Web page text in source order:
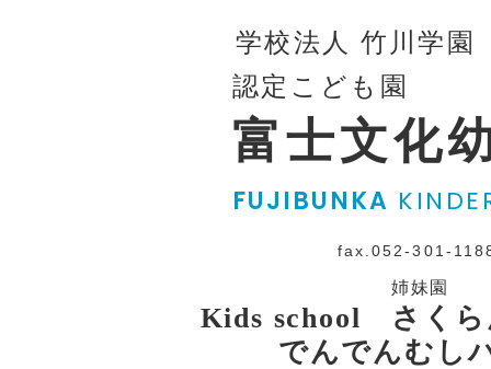
学校法人 竹川学園
認定こども園
富士文化
FUJIBUNKA
fax.052-301-
姉妹園
Kids school さく
でんでんむし